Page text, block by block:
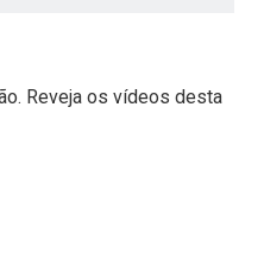
Reveja os vídeos desta